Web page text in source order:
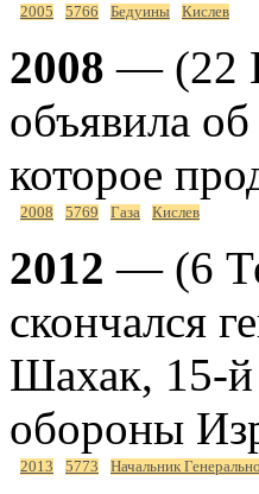
2005 5766 Бедуины Кислев
2008 — (22
объявила
которое
2008 5769 Газа Кислев
2012 — (6
скончался
Шахак, 15-й
обороны
2013 5773 Начальник